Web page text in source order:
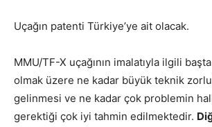
Uçağın patenti Türkiye’ye ait olacak.
MMU/TF-X uçağının imalatıyla ilgili
olmak üzere ne kadar büyük teknik
gelinmesi ve ne kadar çok problemin
gerektiği çok iyi tahmin edilmektedir.